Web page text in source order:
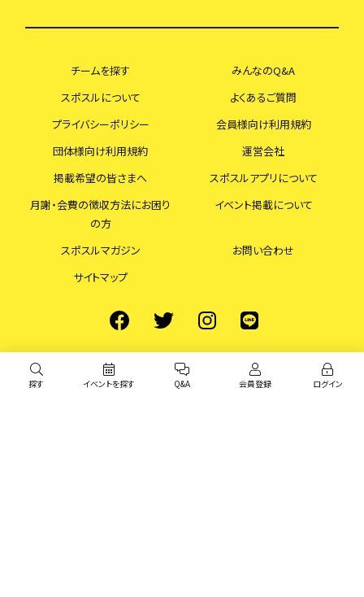
チームを探す
みんなのQ&A
スポスルについて
よくあるご質問
プライバシーポリシー
会員様向け利用規約
団体様向け利用規約
運営会社
掲載希望の皆さまへ
スポスルアプリについて
月謝・会費の徴収方法にお困り
の方
イベント掲載について
スポスルマガジン
お問い合わせ
サイトマップ
探す イベントを探す Q&A 会員登録 ログイン